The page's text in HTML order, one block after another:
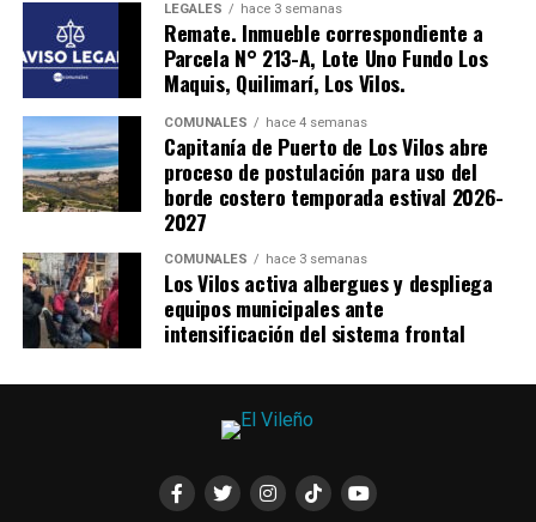
LEGALES hace 3 semanas
Remate. Inmueble correspondiente a
Parcela N° 213-A, Lote Uno Fundo Los
Maquis, Quilimarí, Los Vilos.
COMUNALES hace 4 semanas
Capitanía de Puerto de Los Vilos abre
proceso de postulación para uso del
borde costero temporada estival 2026-
2027
COMUNALES hace 3 semanas
Los Vilos activa albergues y despliega
equipos municipales ante
intensificación del sistema frontal